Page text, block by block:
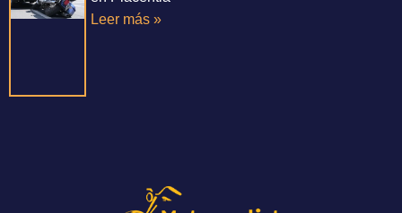
Leer más »